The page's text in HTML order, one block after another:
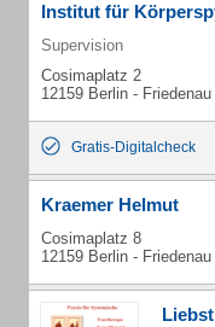
Institut für
Supervision
Cosimaplatz 2
12159 Berlin - Friedenau
Gratis-Digitalcheck
Kraemer Helmut
Cosimaplatz 8
12159 Berlin - Friedenau